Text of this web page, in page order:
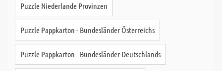
Puzzle Niederlande Provinzen
Puzzle Pappkarton - Bundesländer Österreichs
Puzzle Pappkarton - Bundesländer Deutschlands